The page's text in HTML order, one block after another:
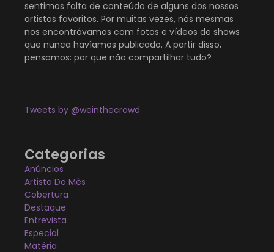
sentimos falta de conteúdo de alguns dos nossos
artistas favoritos. Por muitas vezes, nós mesmas
nos encontrávamos com fotos e vídeos de shows
que nunca havíamos publicado. A partir disso,
pensamos: por que não compartilhar tudo?
Tweets by @weinthecrowd
Categorias
Anúncios
Artista Do Mês
Cobertura
Destaque
Entrevista
Especial
Matéria